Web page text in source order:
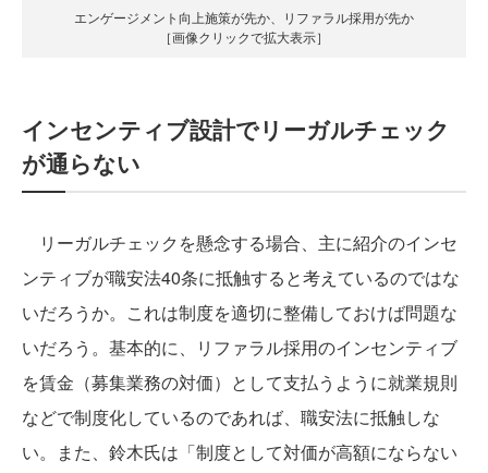
エンゲージメント向上施策が先か、リファラル採用が先か
［画像クリックで拡大表示］
インセンティブ設計でリーガルチェック
が通らない
リーガルチェックを懸念する場合、主に紹介のインセ
ンティブが職安法40条に抵触すると考えているのではな
いだろうか。これは制度を適切に整備しておけば問題な
いだろう。基本的に、リファラル採用のインセンティブ
を賃金（募集業務の対価）として支払うように就業規則
などで制度化しているのであれば、職安法に抵触しな
い。また、鈴木氏は「制度として対価が高額にならない